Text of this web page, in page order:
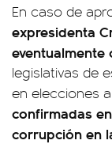
En caso de
expresidenta
eventualmente
legislativas de
en elecciones
confirmadas
corrupción en